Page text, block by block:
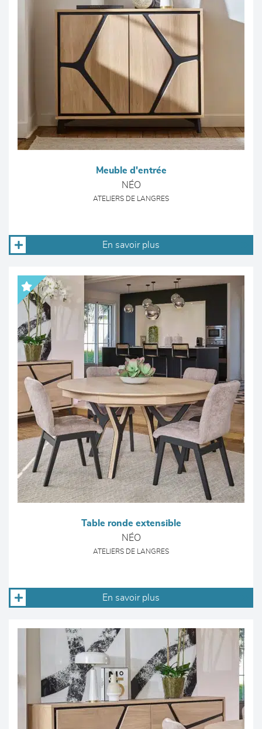
Meuble d'entrée
NÉO
ATELIERS DE LANGRES
En savoir plus
Table ronde extensible
NÉO
ATELIERS DE LANGRES
En savoir plus